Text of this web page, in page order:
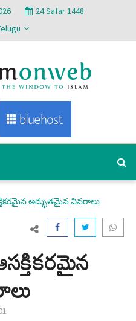
24 Safar 1448
అద్భుతమైన వివరాలు